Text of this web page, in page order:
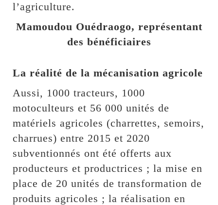
l’agriculture.
Mamoudou Ouédraogo, représentant
des bénéficiaires
La réalité de la mécanisation agricole
Aussi, 1000 tracteurs, 1000
motoculteurs et 56 000 unités de
matériels agricoles (charrettes, semoirs,
charrues) entre 2015 et 2020
subventionnés ont été offerts aux
producteurs et productrices ; la mise en
place de 20 unités de transformation de
produits agricoles ; la réalisation en